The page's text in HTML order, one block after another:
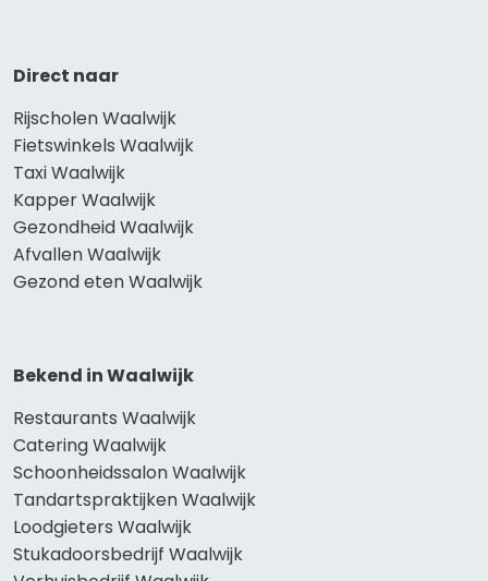
Direct naar
Rijscholen Waalwijk
Fietswinkels Waalwijk
Taxi Waalwijk
Kapper Waalwijk
Gezondheid Waalwijk
Afvallen Waalwijk
Gezond eten Waalwijk
Bekend in Waalwijk
Restaurants Waalwijk
Catering Waalwijk
Schoonheidssalon Waalwijk
Tandartspraktijken Waalwijk
Loodgieters Waalwijk
Stukadoorsbedrijf Waalwijk